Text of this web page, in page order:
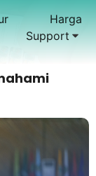
Harga
Support